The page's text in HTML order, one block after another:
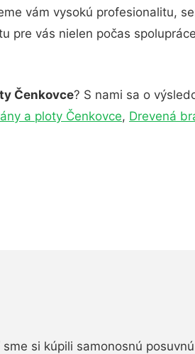
vám vysokú profesionalitu,
pre vás nielen počas
Čenkovce? S nami sa o
a ploty Čenkovce, Drevená
si kúpili samonosnú